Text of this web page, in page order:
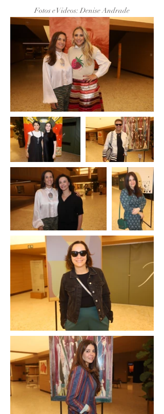
Fotos e Videos: Denise Andrade